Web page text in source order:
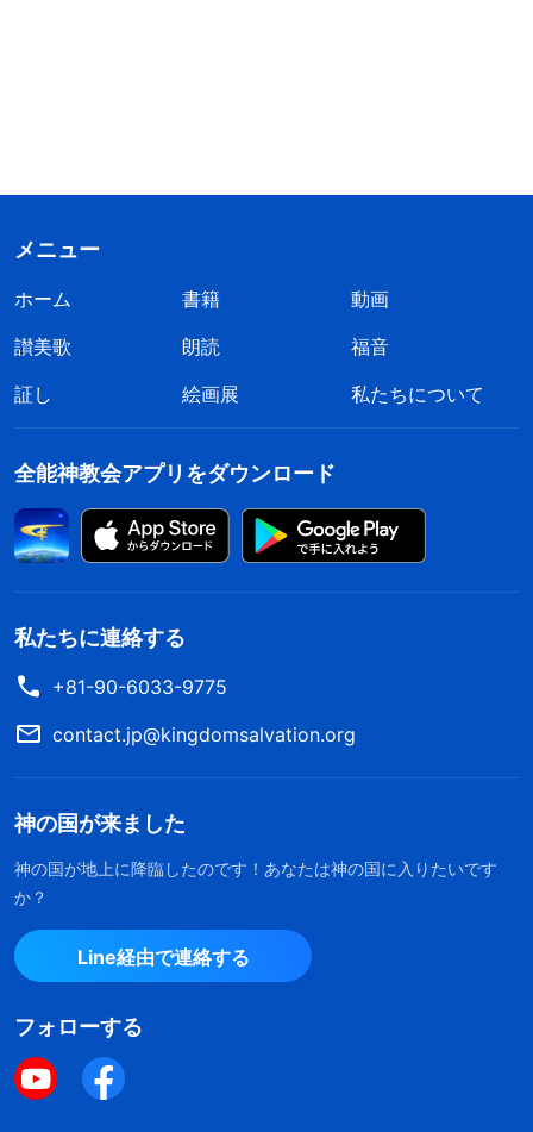
メニュー
ホーム 書籍
動画
讃美歌
朗読
福音
証し
絵画展 私たちについて
全能神教会アプリをダウンロード
私たちに連絡する
+81-90-6033-9775
contact.jp@kingdomsalvation.org
神の国が来ました
神の国が地上に降臨したのです！あなたは神の国に入りたいです
か？
Line経由で連絡する
フォローする